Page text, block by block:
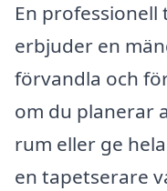
En professionell
erbjuder en
förvandla och
om du planerar
rum eller ge
en tapetserare